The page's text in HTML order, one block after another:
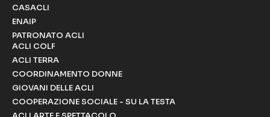
CASACLI
ENAIP
PATRONATO ACLI
ACLI COLF
ACLI TERRA
COORDINAMENTO DONNE
GIOVANI DELLE ACLI
COOPERAZIONE SOCIALE - SU LA TESTA